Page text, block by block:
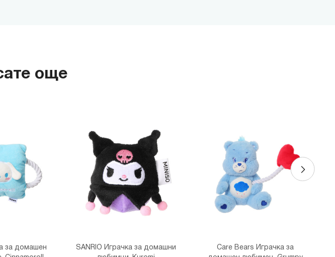
още
за домашен
SANRIO Играчка за домашни
Care Bears Играчка за